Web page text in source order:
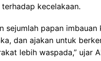
kecelakaan.
sejumlah papan
dan ajakan untuk
lebih waspada,” ujar